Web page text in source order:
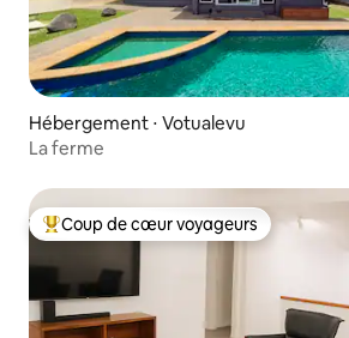
Hébergement ⋅ Votualevu
La ferme
Coups de cœur voyageurs les plus
Coup de cœur voyageurs